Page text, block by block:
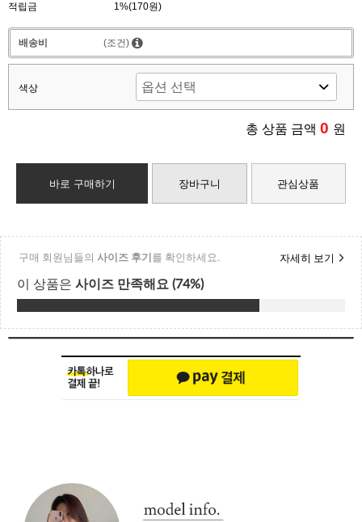
적립금 1%(170원)
배송비 (조건)
색상
총 상품 금액 0 원
바로 구매하기 장바구니 관심상품